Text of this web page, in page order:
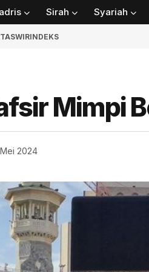
Sirah Syariah
TASWIRINDEKS
Mimpi
Mei 2024